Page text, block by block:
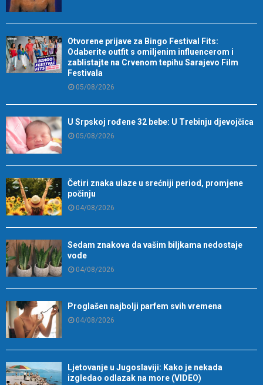
Otvorene prijave za Bingo Festival Fits:
Odaberite outfit s omiljenim influencerom i
zablistajte na Crvenom tepihu Sarajevo Film
Festivala
05/08/2026
U Srpskoj rođene 32 bebe: U Trebinju djevojčica
05/08/2026
Četiri znaka ulaze u srećniji period, promjene
počinju
04/08/2026
Sedam znakova da vašim biljkama nedostaje
vode
04/08/2026
Proglašen najbolji parfem svih vremena
04/08/2026
Ljetovanje u Jugoslaviji: Kako je nekada
izgledao odlazak na more (VIDEO)